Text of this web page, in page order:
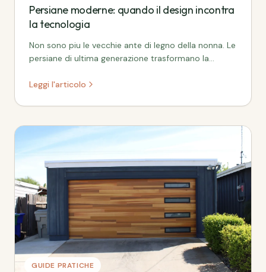
Persiane moderne: quando il design incontra
la tecnologia
Non sono piu le vecchie ante di legno della nonna. Le
persiane di ultima generazione trasformano la
divano.
Leggi l'articolo
GUIDE PRATICHE